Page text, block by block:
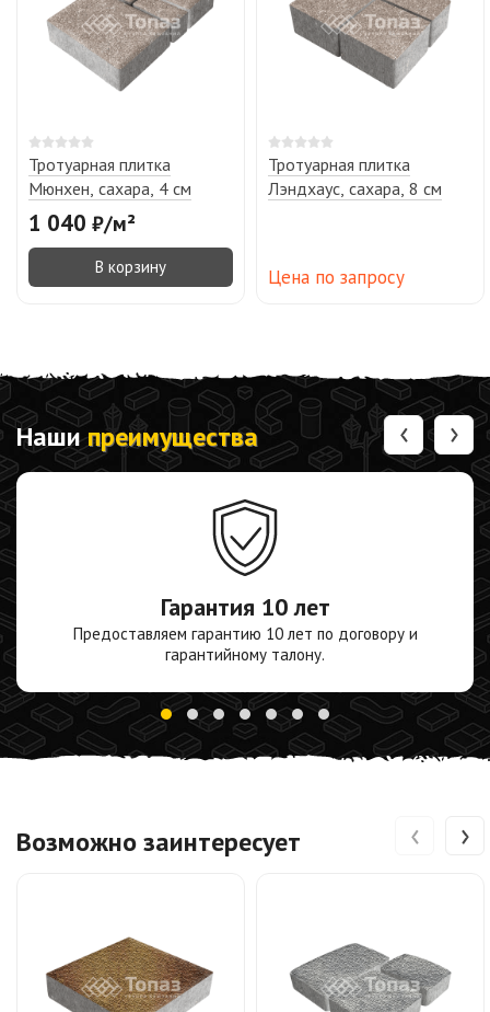
Тротуарная плитка
Мюнхен, сахара, 4 см
1 040 ₽/м²
В корзину
Тротуарная плитка
Лэндхаус, сахара, 8 см
Цена по запросу
Нашипреимущества
Гарантия 10 лет
Предоставляем гарантию 10 лет по договору и
гарантийному талону.
‹ ›
Возможно заинтересует ‹ ›